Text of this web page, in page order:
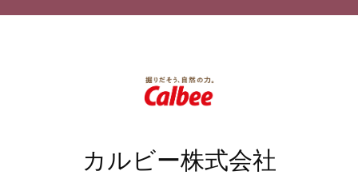
カルビー株式会社